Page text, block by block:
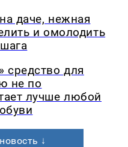
даче, нежная
и омолодить
средство для
не по
лучше любой
↓